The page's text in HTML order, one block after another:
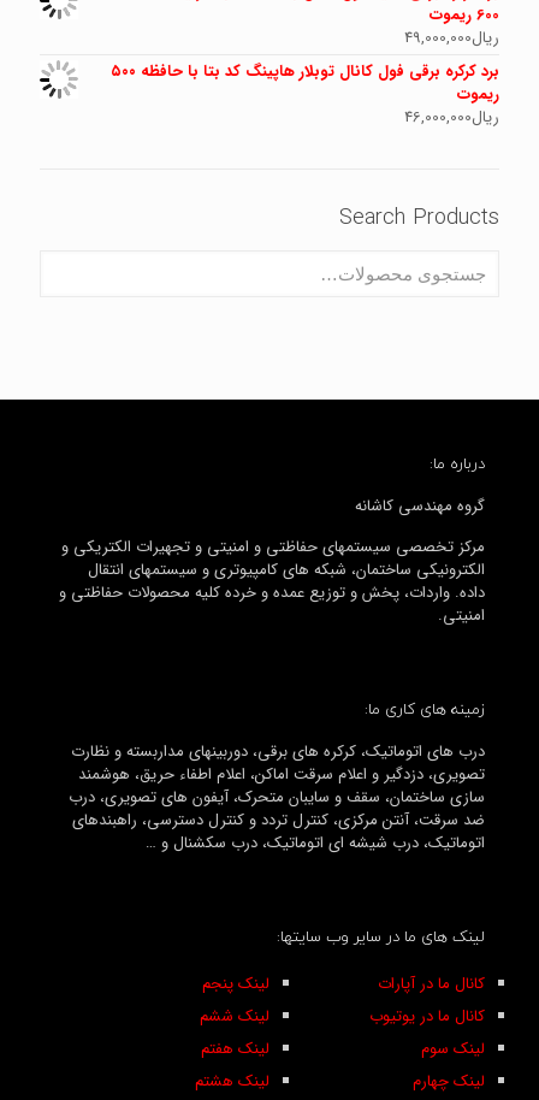
600 ریموت
ریال49,000,000
برد کرکره برقی فول کانال توبلار هاپینگ کد بتا با حافظه ۵۰۰
ریموت
ریال46,000,000
Search Products
درباره ما:
گروه مهندسی کاشانه
مرکز تخصصی سیستمهای حفاظتی و امنیتی و تجهیرات الکتریکی و
الکترونیکی ساختمان، شبکه های کامپیوتری و سیستمهای انتقال
داده. واردات، پخش و توزیع عمده و خرده کلیه محصولات حفاظتی و
امنیتی.
زمینه های کاری ما:
درب های اتوماتیک، کرکره های برقی، دوربینهای مداربسته و نظارت
تصویری، دزدگیر و اعلام سرقت اماکن، اعلام اطفاء حریق، هوشمند
سازی ساختمان، سقف و سایبان متحرک، آیفون های تصویری، درب
ضد سرقت، آنتن مرکزی، کنترل تردد و کنترل دسترسی، راهبندهای
اتوماتیک، درب شیشه ای اتوماتیک، درب سکشنال و …
لینک های ما در سایر وب سایتها:
لینک پنجم
لینک ششم
لینک هفتم
لینک هشتم
کانال ما در آپارات
کانال ما در یوتیوب
لینک سوم
لینک چهارم